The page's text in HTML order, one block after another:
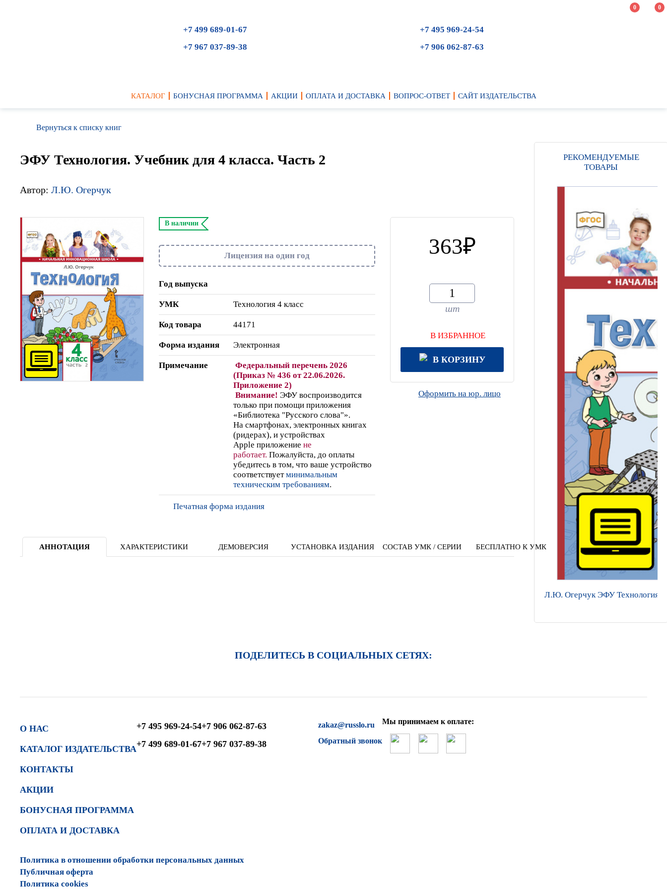
0 0
+7 499 689-01-67
+7 967 037-89-38
+7 495 969-24-54
+7 906 062-87-63
КАТАЛОГ БОНУСНАЯ ПРОГРАММА АКЦИИ ОПЛАТА И ДОСТАВКА ВОПРОС-ОТВЕТ САЙТ ИЗДАТЕЛЬСТВА
Вернуться к списку книг
ЭФУ Технология. Учебник для 4 класса. Часть 2
Автор: Л.Ю. Огерчук
В наличии
Лицензия на один год
Год выпуска
УМК Технология 4 класс
Код товара 44171
Форма издания Электронная
Примечание
Федеральный перечень 2026
(Приказ № 436 от 22.06.2026.
Приложение 2)
Внимание! ЭФУ воспроизводится
только при помощи приложения
«Библиотека "Русского слова"».
На смартфонах, электронных книгах
(ридерах), и устройствах
Apple приложение не
работает. Пожалуйста, до оплаты
убедитесь в том, что ваше устройство
соответствуетминимальным
техническим требованиям.
Печатная форма издания
363
шт
В ИЗБРАННОЕ
В КОРЗИНУ
Оформить на юр. лицо
АННОТАЦИЯ ХАРАКТЕРИСТИКИ ДЕМОВЕРСИЯ УСТАНОВКА ИЗДАНИЯ СОСТАВ УМК / СЕРИИ БЕСПЛАТНО К УМК
РЕКОМЕНДУЕМЫЕ
ТОВАРЫ
Л.Ю. Огерчук ЭФУ Технология:
ПОДЕЛИТЕСЬ В СОЦИАЛЬНЫХ СЕТЯХ:
О НАС
КАТАЛОГ ИЗДАТЕЛЬСТВА
КОНТАКТЫ
АКЦИИ
БОНУСНАЯ ПРОГРАММА
ОПЛАТА И ДОСТАВКА
+7 495 969-24-54
+7 499 689-01-67
+7 906 062-87-63
+7 967 037-89-38
zakaz@russlo.ru
Обратный звонок
Мы принимаем к оплате:
Политика в отношении обработки персональных данных
Публичная оферта
Политика cookies